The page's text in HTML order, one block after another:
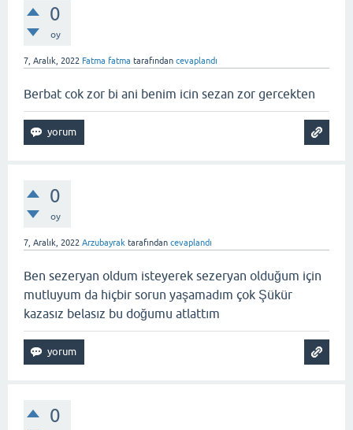
0
oy
7, Aralık, 2022 Fatma fatma tarafından cevaplandı
Berbat cok zor bi ani benim icin sezan zor gercekten
0
oy
7, Aralık, 2022 Arzubayrak tarafından cevaplandı
Ben sezeryan oldum isteyerek sezeryan olduğum için
mutluyum da hiçbir sorun yaşamadım çok Şükür
kazasız belasız bu doğumu atlattım
0